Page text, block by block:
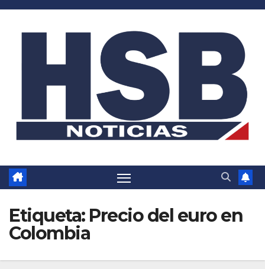
Saltar
Etiqueta: Precio del euro en
Colombia